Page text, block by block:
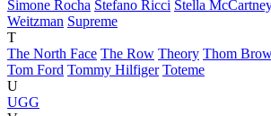
Simone Rocha Stefano Ricci Stella
Weitzman Supreme
T
The North Face The Row Theory Thom
Tom Ford Tommy Hilfiger Toteme
U
UGG